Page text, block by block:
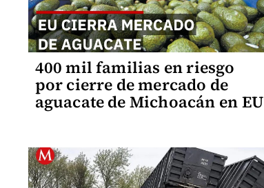
400 mil familias en riesgo
por cierre de mercado de
aguacate de Michoacán en EU